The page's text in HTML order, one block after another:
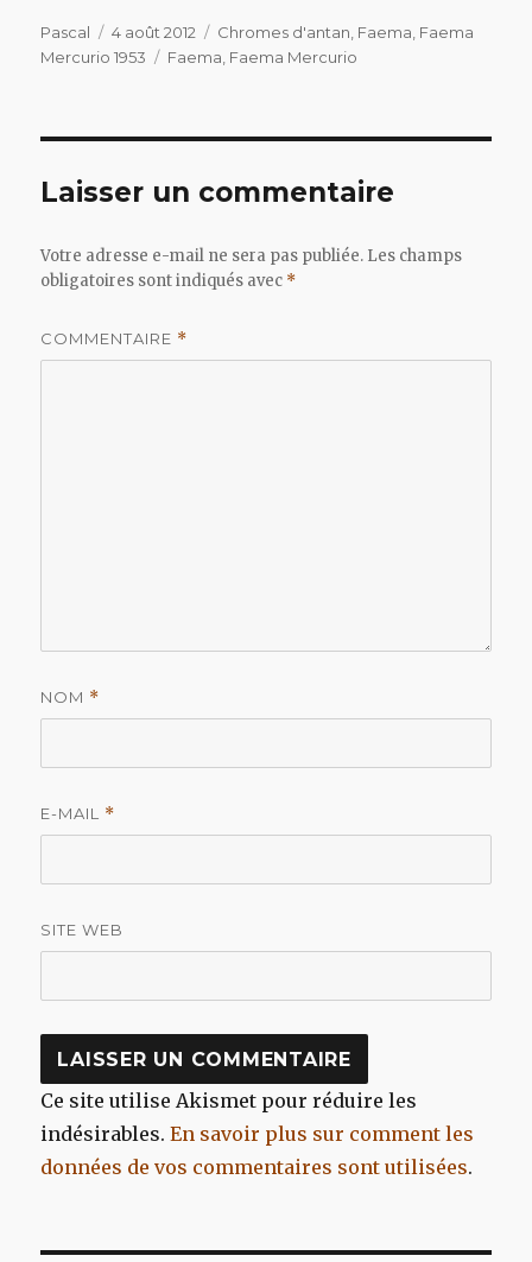
Auteur
Pascal
Publié
le
4 août 2012 Catégories
Chromes d'antan Faema Faema
Mercurio 1953
Étiquettes
Faema Faema Mercurio
Laisser un commentaire
Votre adresse e-mail ne sera pas publiée. Les champs
obligatoires sont indiqués avec *
COMMENTAIRE *
NOM *
E-MAIL *
SITE WEB
Ce site utilise Akismet pour réduire les
indésirables.En savoir plus sur comment les
données de vos commentaires sont utilisées.